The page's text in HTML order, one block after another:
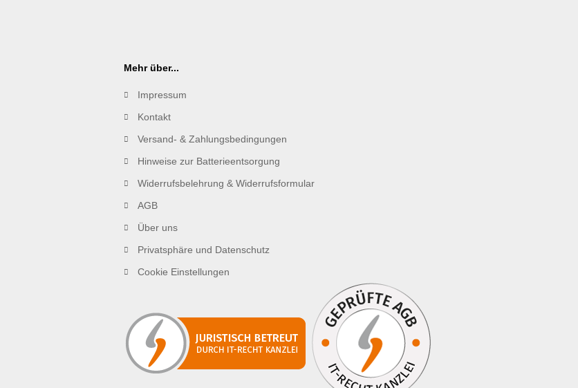
Mehr über...
Impressum
Kontakt
Versand- & Zahlungsbedingungen
Hinweise zur Batterieentsorgung
Widerrufsbelehrung & Widerrufsformular
AGB
Über uns
Privatsphäre und Datenschutz
Cookie Einstellungen